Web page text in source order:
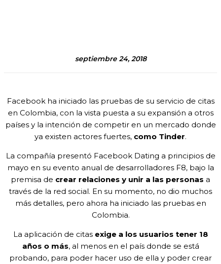
septiembre 24, 2018
Facebook ha iniciado las pruebas de su servicio de citas
en Colombia, con la vista puesta a su expansión a otros
países y la intención de competir en un mercado donde
ya existen actores fuertes, como Tinder.
La compañía presentó Facebook Dating a principios de
mayo en su evento anual de desarrolladores F8, bajo la
premisa de crear relaciones y unir a las personas a
través de la red social. En su momento, no dio muchos
más detalles, pero ahora ha iniciado las pruebas en
Colombia.
La aplicación de citas exige a los usuarios tener 18
años o más, al menos en el país donde se está
probando, para poder hacer uso de ella y poder crear